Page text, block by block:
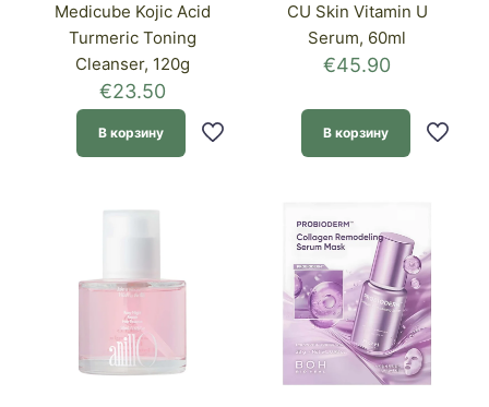
Medicube Kojic Acid
Turmeric Toning
Cleanser, 120g
€23.50
В корзину
CU Skin Vitamin U
Serum, 60ml
€45.90
В корзину